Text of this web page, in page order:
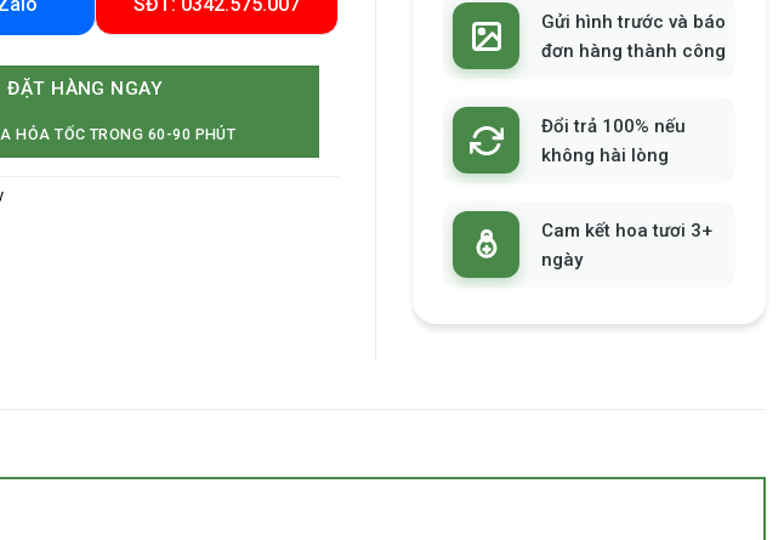
ĐẶT HÀNG NGAY
HỎA TỐC TRONG 60-90 PHÚT
Gửi hình trước và báo
đơn hàng thành công
Đổi trả 100% nếu
không hài lòng
Cam kết hoa tươi 3+
ngày